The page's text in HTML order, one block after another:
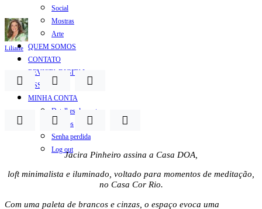
Social
Mostras
Arte
QUEM SOMOS
CONTATO
REVISTA DIGITAL
ASSINE
MINHA CONTA
Detalhes da conta
Pedidos
Senha perdida
Log out
Liliane
Jacira Pinheiro assina a Casa DOA,
loft minimalista e iluminado, voltado para momentos de meditação,
no Casa Cor Rio.
Com uma paleta de brancos e cinzas, o espaço evoca uma